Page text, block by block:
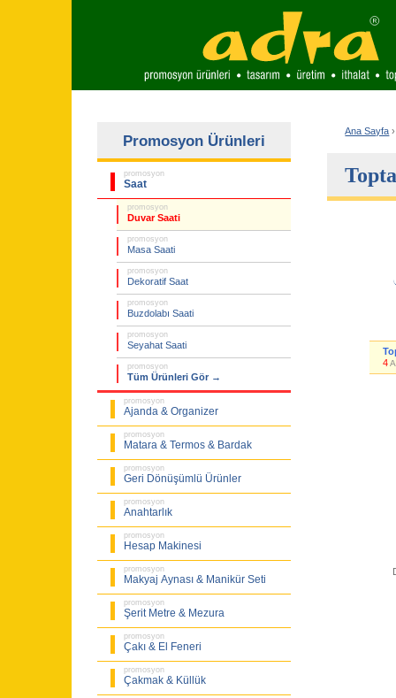
Promosyon Ürünleri
promosyon
Saat
promosyon
Duvar Saati
promosyon
Masa Saati
promosyon
Dekoratif Saat
promosyon
Buzdolabı Saati
promosyon
Seyahat Saati
promosyon
Tüm Ürünleri Gör →
promosyon
Ajanda & Organizer
promosyon
Matara & Termos & Bardak
promosyon
Geri Dönüşümlü Ürünler
promosyon
Anahtarlık
promosyon
Hesap Makinesi
promosyon
Makyaj Aynası & Manikür Seti
promosyon
Şerit Metre & Mezura
promosyon
Çakı & El Feneri
promosyon
Çakmak & Küllük
Ana Sayfa ›
4